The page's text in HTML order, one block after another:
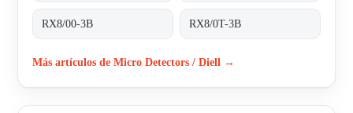
RX8/00-3B RX8/0T-3B
Más artículos de Micro Detectors / Diell →